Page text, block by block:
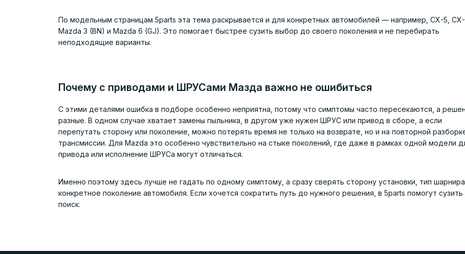
По модельным страницам 5parts эта тема раскрывается и для конкретных автомобилей — например, CX-5, CX-
Mazda 3 (BN) и Mazda 6 (GJ). Это помогает быстрее сузить выбор до своего поколения и не перебирать
неподходящие варианты.
Почему с приводами и ШРУСами Мазда важно не ошибиться
С этими деталями ошибка в подборе особенно неприятна, потому что симптомы часто пересекаются, а
разные. В одном случае хватает замены пыльника, в другом уже нужен ШРУС или привод в сборе, а если
перепутать сторону или поколение, можно потерять время не только на возврате, но и на повторной
трансмиссии. Для Mazda это особенно чувствительно на стыке поколений, где даже в рамках одной модели
привода или исполнение ШРУСа могут отличаться.
Именно поэтому здесь лучше не гадать по одному симптому, а сразу сверять сторону установки, тип
конкретное поколение автомобиля. Если хочется сократить путь до нужного решения, в 5parts помогут сузить
поиск.